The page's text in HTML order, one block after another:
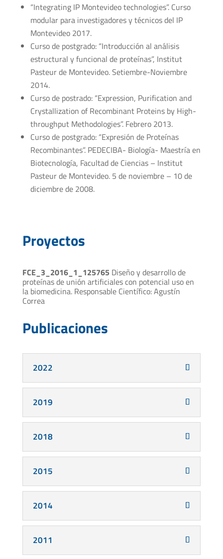
“Integrating IP Montevideo technologies”. Curso
modular para investigadores y técnicos del IP
Montevideo 2017.
Curso de postgrado: “Introducción al análisis
estructural y funcional de proteínas”, Institut
Pasteur de Montevideo. Setiembre-Noviembre
2014.
Curso de postrado: “Expression, Purification and
Crystallization of Recombinant Proteins by High-
throughput Methodologies”. Febrero 2013.
Curso de postgrado: “Expresión de Proteínas
Recombinantes”. PEDECIBA- Biología- Maestría en
Biotecnología, Facultad de Ciencias – Institut
Pasteur de Montevideo. 5 de noviembre – 10 de
diciembre de 2008.
Proyectos
FCE_3_2016_1_125765 Diseño y desarrollo de
proteínas de unión artificiales con potencial uso en
la biomedicina. Responsable Científico: Agustín
Correa
Publicaciones
2022
2019
2018
2015
2014
2011